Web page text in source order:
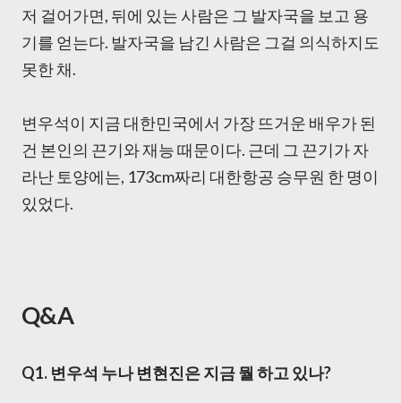
저 걸어가면, 뒤에 있는 사람은 그 발자국을 보고 용
기를 얻는다. 발자국을 남긴 사람은 그걸 의식하지도
못한 채.
변우석이 지금 대한민국에서 가장 뜨거운 배우가 된
건 본인의 끈기와 재능 때문이다. 근데 그 끈기가 자
라난 토양에는, 173cm짜리 대한항공 승무원 한 명이
있었다.
Q&A
Q1. 변우석 누나 변현진은 지금 뭘 하고 있나?